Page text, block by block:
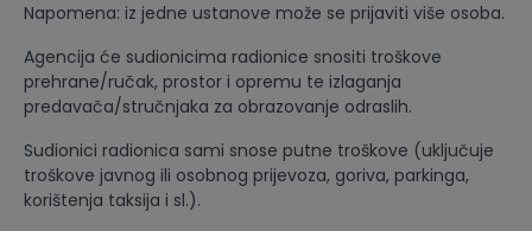
Napomena: iz jedne ustanove može se prijaviti više osoba.
Agencija će sudionicima radionice snositi troškove
prehrane/ručak, prostor i opremu te izlaganja
predavača/stručnjaka za obrazovanje odraslih.
Sudionici radionica sami snose putne troškove (uključuje
troškove javnog ili osobnog prijevoza, goriva, parkinga,
korištenja taksija i sl.).